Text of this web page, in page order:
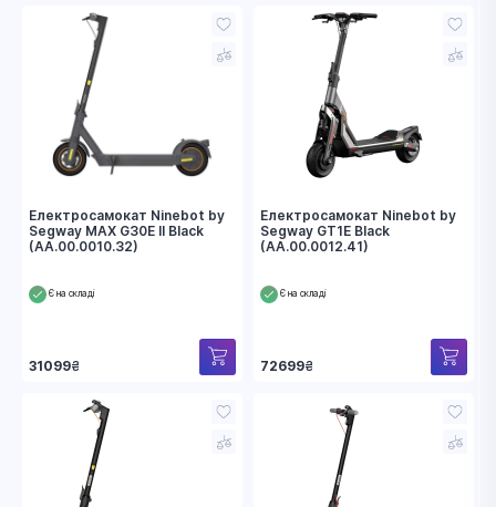
Електросамокат Ninebot by
Segway MAX G30E II Black
(AA.00.0010.32)
Є на складі
31099₴
Електросамокат Ninebot by
Segway GT1E Black
(AA.00.0012.41)
Є на складі
72699₴